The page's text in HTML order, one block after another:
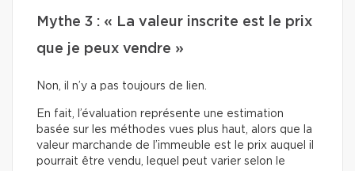
Mythe 3 : « La valeur inscrite est le prix
que je peux vendre »
Non, il n’y a pas toujours de lien.
En fait, l’évaluation représente une estimation
basée sur les méthodes vues plus haut, alors que la
valeur marchande de l’immeuble est le prix auquel il
pourrait être vendu, lequel peut varier selon le